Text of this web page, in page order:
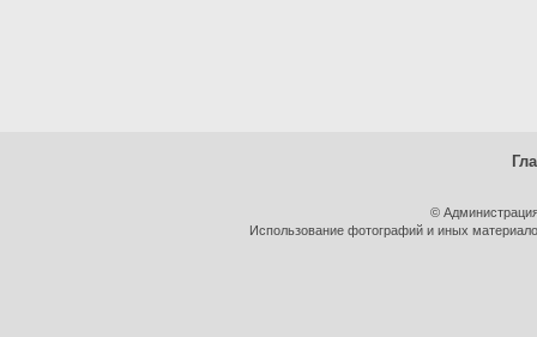
©
Использование фотографий и иных